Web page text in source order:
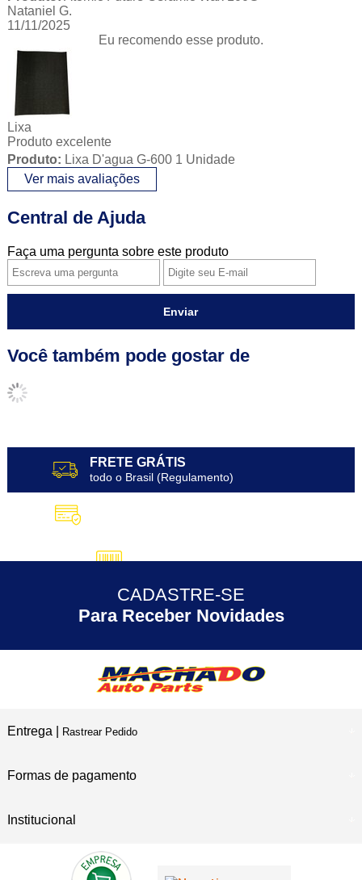
Nataniel G.
11/11/2025
Eu recomendo esse produto.
Lixa
Produto excelente
Produto: Lixa D'agua G-600 1 Unidade
Ver mais avaliações
Central de Ajuda
Faça uma pergunta sobre este produto
Enviar
Você também pode gostar de
FRETE GRÁTIS
todo o Brasil (Regulamento)
5% DESCONTO no Pix
30 ANOS
CADASTRE-SE
Para Receber Novidades
Entrega | Rastrear Pedido
Formas de pagamento
Institucional